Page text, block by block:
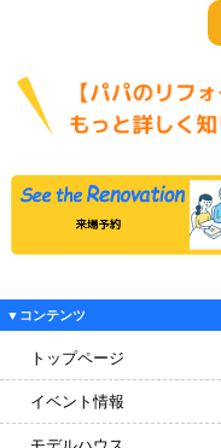
▼コンテンツ
トップページ
イベント情報